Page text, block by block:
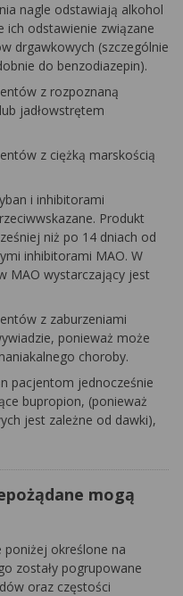
nagle odstawiają alkohol
ich odstawienie związane
drgawkowych (szczególnie
do benzodiazepin).
z rozpoznaną
jadłowstrętem
z ciężką marskością
i inhibitorami
Produkt
niż po 14 dniach od
inhibitorami MAO. W
MAO wystarczający jest
z zaburzeniami
ponieważ może
choroby.
pacjentom jednocześnie
bupropion, (ponieważ
jest zależne od dawki),
mogą
poniżej określone na
zostały pogrupowane
oraz częstości